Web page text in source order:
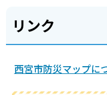
リンク
西宮市防災マップに